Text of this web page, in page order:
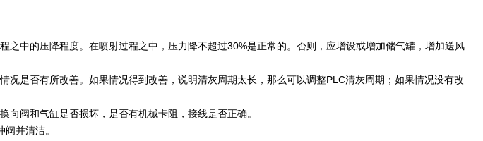
之中的压降程度。在喷射过程之中，压力降不超过30%是正常的。否则，应增设或增加储气罐，增加送风
况是否有所改善。如果情况得到改善，说明清灰周期太长，那么可以调整PLC清灰周期；如果情况没有改
向阀和气缸是否损坏，是否有机械卡阻，接线是否正确。
并清洁。